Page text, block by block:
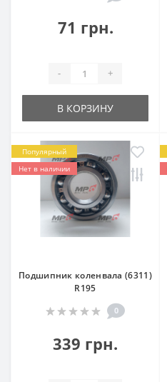
71 грн.
- +
В КОРЗИНУ
Популярный
Нет в наличии
Подшипник коленвала (6311)
R195
0
339 грн.